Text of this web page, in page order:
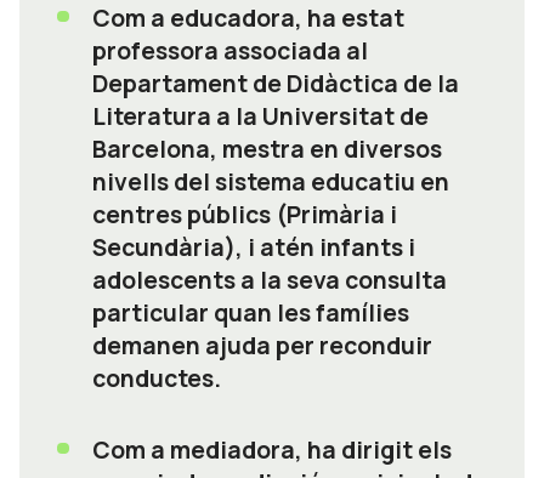
Com a educadora, ha estat
professora associada al
Departament de Didàctica de la
Literatura a la Universitat de
Barcelona, mestra en diversos
nivells del sistema educatiu en
centres públics (Primària i
Secundària), i atén infants i
adolescents a la seva consulta
particular quan les famílies
demanen ajuda per reconduir
conductes.
Com a mediadora, ha dirigit els